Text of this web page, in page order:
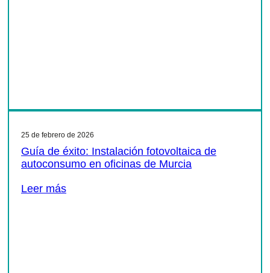
25 de febrero de 2026
Guía de éxito: Instalación fotovoltaica de
autoconsumo en oficinas de Murcia
Leer más